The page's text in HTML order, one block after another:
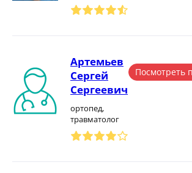
Артемьев
Сергей
Сергеевич
ортопед,
травматолог
Посмотреть